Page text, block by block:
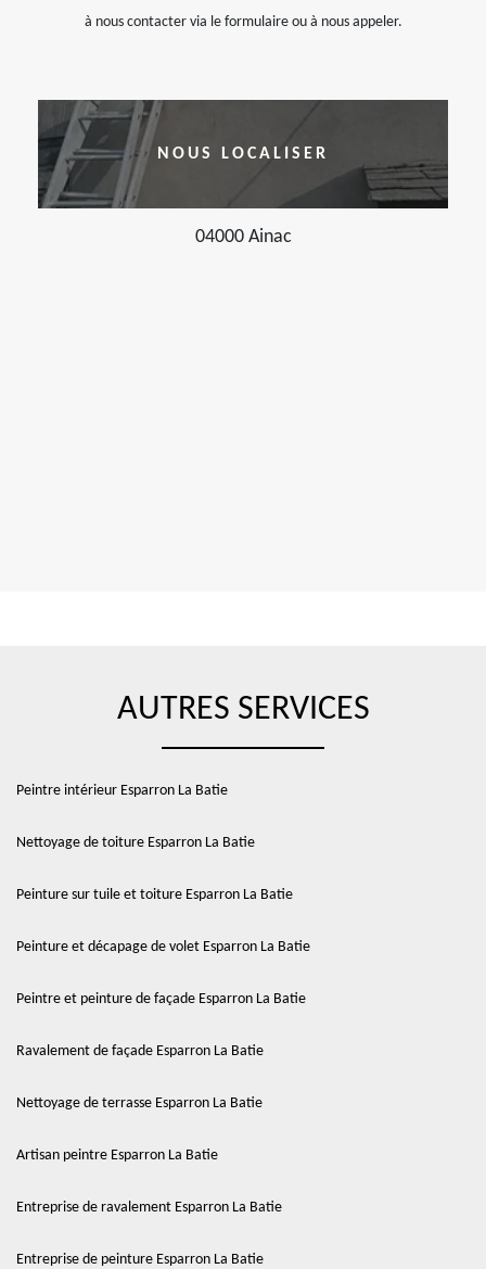
à nous contacter via le formulaire ou à nous appeler.
NOUS LOCALISER
04000 Ainac
AUTRES SERVICES
Peintre intérieur Esparron La Batie
Nettoyage de toiture Esparron La Batie
Peinture sur tuile et toiture Esparron La Batie
Peinture et décapage de volet Esparron La Batie
Peintre et peinture de façade Esparron La Batie
Ravalement de façade Esparron La Batie
Nettoyage de terrasse Esparron La Batie
Artisan peintre Esparron La Batie
Entreprise de ravalement Esparron La Batie
Entreprise de peinture Esparron La Batie